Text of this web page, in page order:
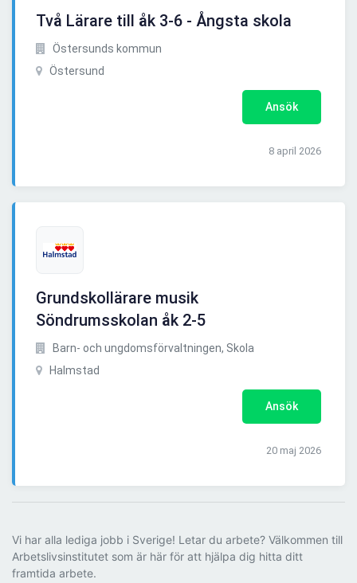
Två Lärare till åk 3-6 - Ångsta skola
Östersunds kommun
Östersund
Ansök
8 april 2026
Grundskollärare musik
Söndrumsskolan åk 2-5
Barn- och ungdomsförvaltningen, Skola
Halmstad
Ansök
20 maj 2026
Vi har alla lediga jobb i Sverige! Letar du arbete? Välkommen till
Arbetslivsinstitutet som är här för att hjälpa dig hitta ditt
framtida arbete.